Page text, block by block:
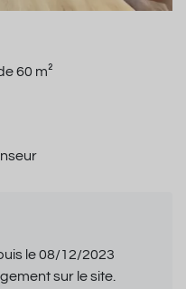
60 m²
le 08/12/2023
sur le site.